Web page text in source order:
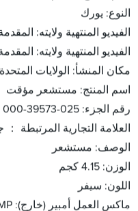
النوع: يورك
الفيديو المنتهية ولايته:
الفيديو المنتهية ولايته:
مكان المنشأ: الولايات
اسم المنتج: مستشعر مؤقت
رقم الجزء: 025-39573-000
العلامة التجارية
الوصف: مستشعر
الوزن: 4.15 كجم
اللون: سيفر
ماكس العمل أمبير (خارج): 3.3AMP